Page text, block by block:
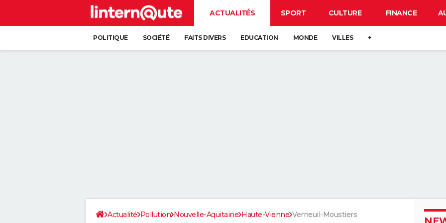
ACTUALITÉS SPORT CULTURE FINANCE
POLITIQUE SOCIÉTÉ FAITS DIVERS EDUCATION MONDE VILLES +
Actualité Pollution Nouvelle-Aquitaine Haute-Vienne Verneuil-Moustiers